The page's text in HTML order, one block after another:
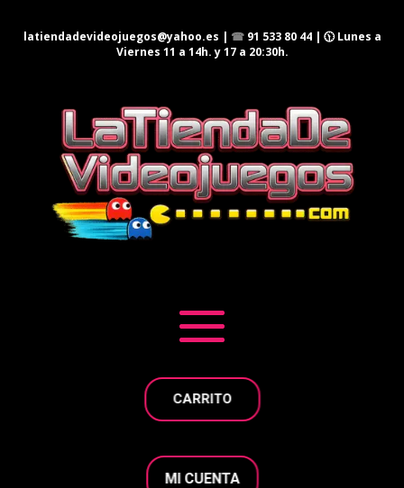
latiendadevideojuegos@yahoo.es | ☎ 91 533 80 44| 🕦 Lunes a
Viernes 11 a 14h. y 17 a 20:30h.
CARRITO
MI CUENTA